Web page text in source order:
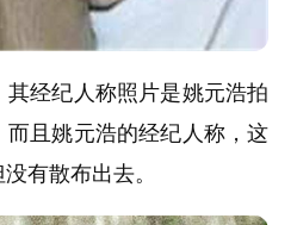
经纪人称照片是姚元浩拍
且姚元浩的经纪人称，这
有散布出去。